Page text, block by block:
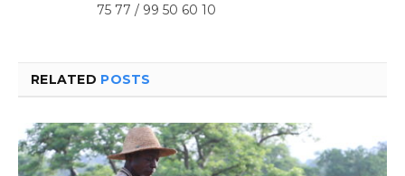
75 77 / 99 50 60 10
RELATED POSTS